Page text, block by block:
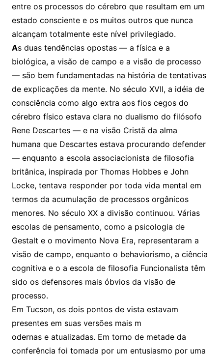
entre os processos do cérebro que resultam em um
estado consciente e os muitos outros que nunca
alcançam totalmente este nível privilegiado.
As duas tendências opostas — a física e a
biológica, a visão de campo e a visão de processo
— são bem fundamentadas na história de tentativas
de explicações da mente. No século XVII, a idéia de
consciência como algo extra aos fios cegos do
cérebro físico estava clara no dualismo do filósofo
Rene Descartes — e na visão Cristã da alma
humana que Descartes estava procurando defender
— enquanto a escola associacionista de filosofia
britânica, inspirada por Thomas Hobbes e John
Locke, tentava responder por toda vida mental em
termos da acumulação de processos orgânicos
menores. No século XX a divisão continuou. Várias
escolas de pensamento, como a psicologia de
Gestalt e o movimento Nova Era, representaram a
visão de campo, enquanto o behaviorismo, a ciência
cognitiva e o a escola de filosofia Funcionalista têm
sido os defensores mais óbvios da visão de
processo.
Em Tucson, os dois pontos de vista estavam
presentes em suas versões mais m
odernas e atualizadas. Em torno de metade da
conferência foi tomada por um entusiasmo por uma